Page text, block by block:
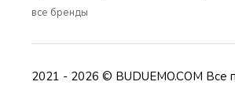
все бренды
2021 - 2026 © BUDUEMO.COM Все